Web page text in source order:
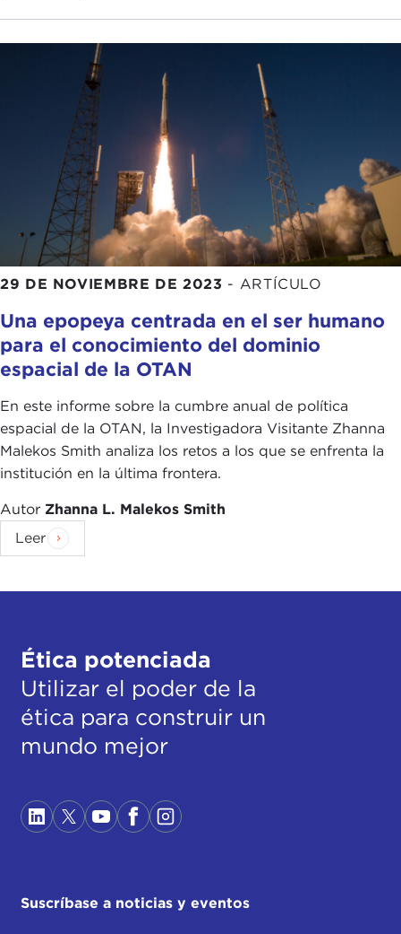
29 DE NOVIEMBRE DE 2023 - ARTÍCULO
Una epopeya centrada en el ser humano
para el conocimiento del dominio
espacial de la OTAN
En este informe sobre la cumbre anual de política
espacial de la OTAN, la Investigadora Visitante Zhanna
Malekos Smith analiza los retos a los que se enfrenta la
institución en la última frontera.
Autor Zhanna L. Malekos Smith
Leer
Ética potenciada
Utilizar el poder de la
ética para construir un
mundo mejor
Suscríbase a noticias y eventos